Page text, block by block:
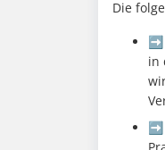
Die
➡️
in
➡️